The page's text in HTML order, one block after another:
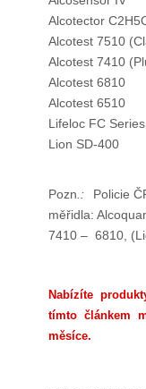
Alcotector
Alcotest 7510
Alcotest 7410
Alcotest 6810
Alcotest 6510
Lifeloc FC Series
Lion SD-400
Pozn .:Policie
měřidla:
7410 – 6810,
Nabízíte
tímto článkem
měsíce.